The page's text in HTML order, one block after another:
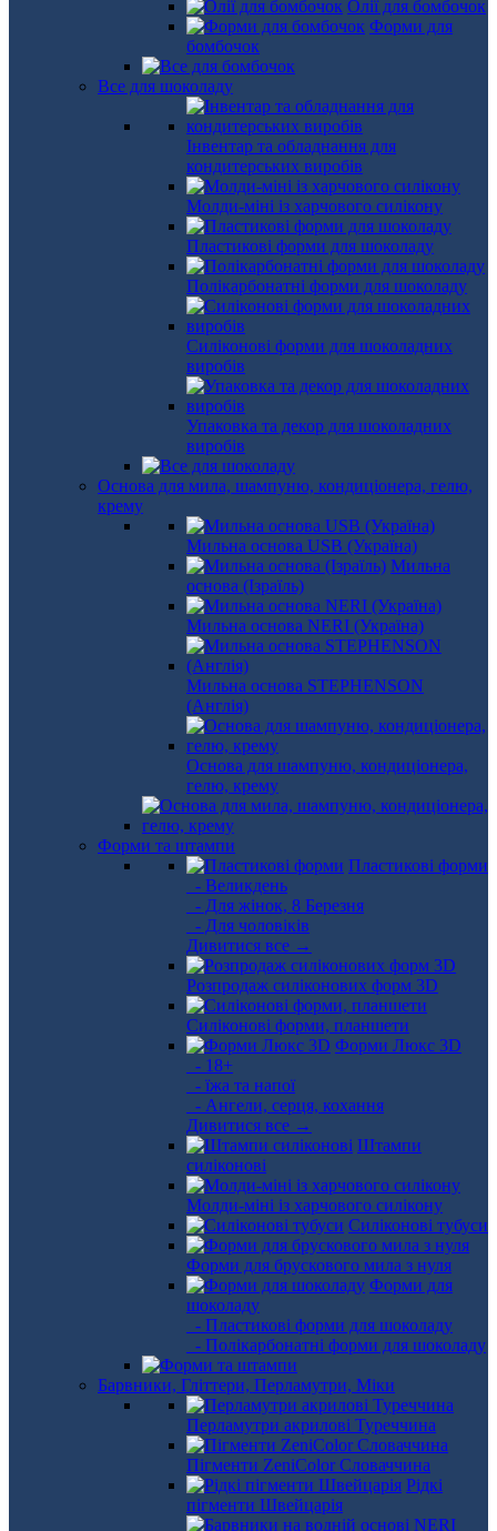
Олії для бомбочок
Форми для
бомбочок
Все для шоколаду
Інвентар та обладнання для
кондитерських виробів
Молди-міні із харчового силікону
Пластикові форми для шоколаду
Полікарбонатні форми для шоколаду
Силіконові форми для шоколадних
виробів
Упаковка та декор для шоколадних
виробів
Основа для мила, шампуню, кондиціонера, гелю,
крему
Мильна основа USB (Україна)
Мильна
основа (Ізраїль)
Мильна основа NERI (Україна)
Мильна основа STEPHENSON
(Англія)
Основа для шампуню, кондиціонера,
гелю, крему
Форми та штампи
Пластикові форми
- Великдень
- Для жінок, 8 Березня
- Для чоловіків
Дивитися все →
Розпродаж силіконових форм 3D
Силіконові форми, планшети
Форми Люкс 3D
- 18+
- їжа та напої
- Ангели, серця, кохання
Дивитися все →
Штампи
силіконові
Молди-міні із харчового силікону
Силіконові тубуси
Форми для брускового мила з нуля
Форми для
шоколаду
- Пластикові форми для шоколаду
- Полікарбонатні форми для шоколаду
Барвники, Гліттери, Перламутри, Міки
Перламутри акрилові Туреччина
Пігменти ZeniColor Словаччина
Рідкі
пігменти Швейцарія